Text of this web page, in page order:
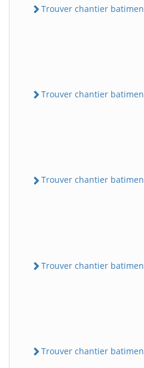
Trouver chantier
Trouver chantier
Trouver chantier
Trouver chantier
Trouver chantier batiment